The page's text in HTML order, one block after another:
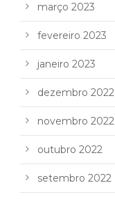
março 2023
fevereiro 2023
janeiro 2023
dezembro 2022
novembro 2022
outubro 2022
setembro 2022